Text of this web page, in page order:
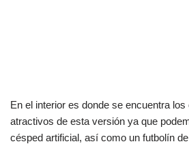
En el interior es donde se encuentra
atractivos de esta versión ya que
césped artificial, así como un futbolín